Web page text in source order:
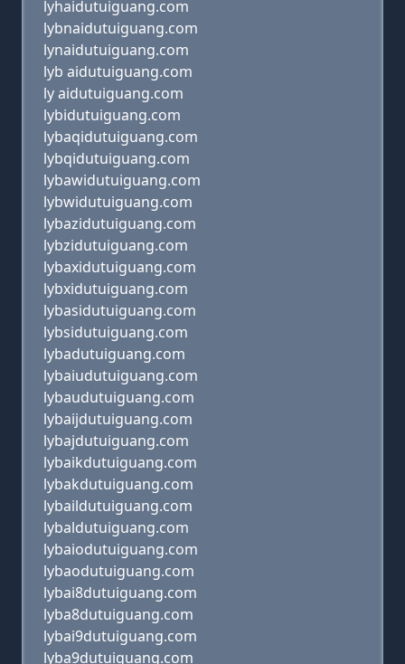
lyhaidutuiguang.com
lybnaidutuiguang.com
lynaidutuiguang.com
lyb aidutuiguang.com
ly aidutuiguang.com
lybidutuiguang.com
lybaqidutuiguang.com
lybqidutuiguang.com
lybawidutuiguang.com
lybwidutuiguang.com
lybazidutuiguang.com
lybzidutuiguang.com
lybaxidutuiguang.com
lybxidutuiguang.com
lybasidutuiguang.com
lybsidutuiguang.com
lybadutuiguang.com
lybaiudutuiguang.com
lybaudutuiguang.com
lybaijdutuiguang.com
lybajdutuiguang.com
lybaikdutuiguang.com
lybakdutuiguang.com
lybaildutuiguang.com
lybaldutuiguang.com
lybaiodutuiguang.com
lybaodutuiguang.com
lybai8dutuiguang.com
lyba8dutuiguang.com
lybai9dutuiguang.com
lyba9dutuiguang.com